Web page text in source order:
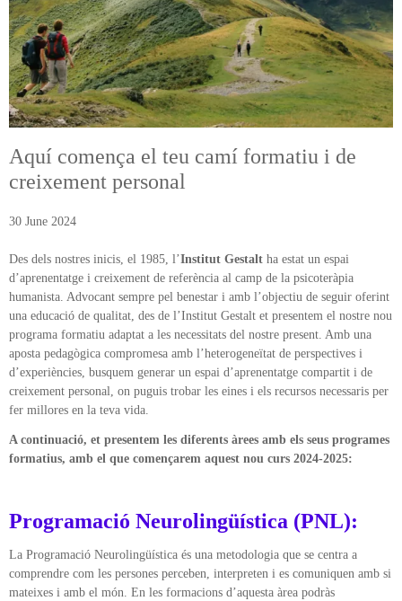
ÀREA DE CORPORAL
ÀREA DE PEDAGOGIA SISTÈMICA
ÀREA DE INTERVENCIÓ ESTRATÈGICA
ÁREA ONLINE
Aquí comença el teu camí formatiu i de
creixement personal
30 June 2024
Des dels nostres inicis, el 1985, l’Institut Gestalt ha estat un espai
d’aprenentatge i creixement de referència al camp de la psicoteràpia
humanista. Advocant sempre pel benestar i amb l’objectiu de seguir oferint
una educació de qualitat, des de l’Institut Gestalt et presentem el nostre nou
programa formatiu adaptat a les necessitats del nostre present. Amb una
aposta pedagògica compromesa amb l’heterogeneïtat de perspectives i
d’experiències, busquem generar un espai d’aprenentatge compartit i de
creixement personal, on puguis trobar les eines i els recursos necessaris per
fer millores en la teva vida.
A continuació, et presentem les diferents àrees amb els seus programes
formatius, amb el que començarem aquest nou curs 2024-2025:
Programació Neurolingüística (PNL):
La Programació Neurolingüística és una metodologia que se centra a
comprendre com les persones perceben, interpreten i es comuniquen amb si
mateixes i amb el món. En les formacions d’aquesta àrea podràs